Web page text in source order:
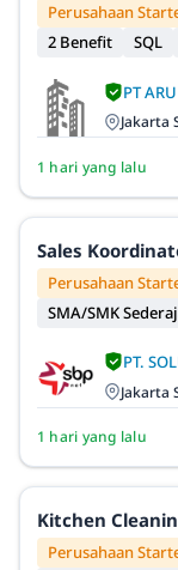
Perusahaan
2 Benefit
SQL
PT
Jakarta
1 hari yang lalu
Sales
Perusahaan
SMA/SMK
PT.
Jakarta
1 hari yang lalu
Kitchen
Perusahaan